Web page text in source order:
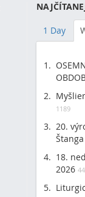
1 Day
1189
20.
Štanga
18.
2026